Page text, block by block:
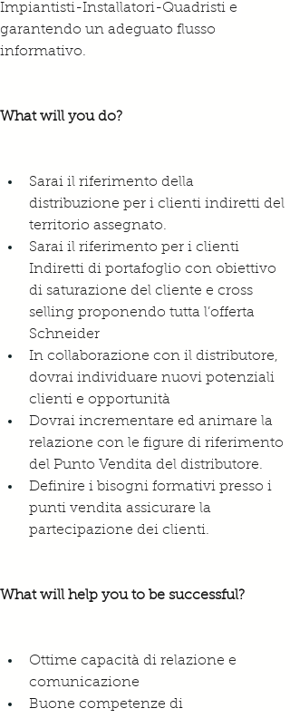
Impiantisti-Installatori-Quadristi e
garantendo un adeguato flusso
informativo.
What will you do?
Sarai il riferimento della
distribuzione per i clienti indiretti del
territorio assegnato.
Sarai il riferimento per i clienti
Indiretti di portafoglio con obiettivo
di saturazione del cliente e cross
selling proponendo tutta l’offerta
Schneider
In collaborazione con il distributore,
dovrai individuare nuovi potenziali
clienti e opportunità
Dovrai incrementare ed animare la
relazione con le figure di riferimento
del Punto Vendita del distributore.
Definire i bisogni formativi presso i
punti vendita assicurare la
partecipazione dei clienti.
What will help you to be successful?
Ottime capacità di relazione e
comunicazione
Buone competenze di